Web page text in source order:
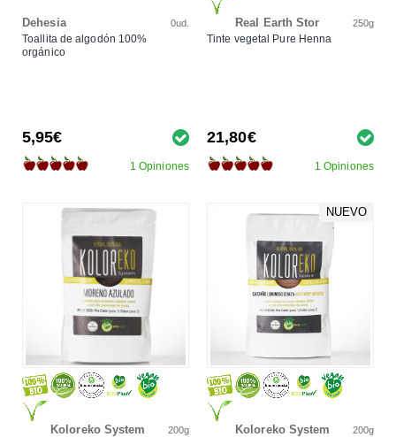
Dehesia 0ud.
Toallita de algodón 100%
orgánico
5,95€
1 Opiniones
Real Earth Stor 250g
Tinte vegetal Pure Henna
21,80€
1 Opiniones
Koloreko System 200g
NUEVO
Koloreko System 200g